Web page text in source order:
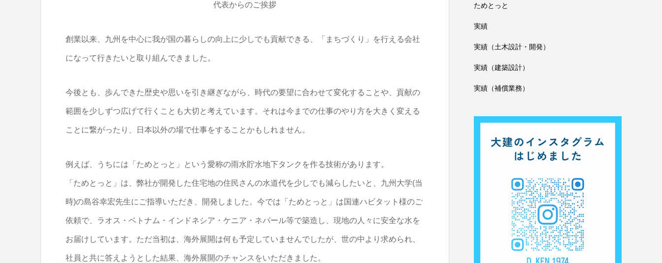
代表からのご挨拶
創業以来、九州を中心に我が国の暮らしの向上に少しでも貢献できる、「まちづくり」を行える会社
になって行きたいと取り組んできました。
今後とも、歩んできた歴史や思いを引き継ぎながら、時代の要望に合わせて変化することや、貢献の
範囲を少しずつ広げて行くことも大切と考えています。それは今までの仕事のやり方を大きく変える
ことに繋がったり、日本以外の場で仕事をすることかもしれません。
例えば、うちには「ためとっと」という愛称の雨水貯水地下タンクを作る技術があります。
「ためとっと」は、弊社が開発した住宅地の住民さんの水道代を少しでも減らしたいと、九州大学(当
時)の島谷幸宏先生にご指導いただき、開発しました。今では「ためとっと」は国連ハビタット様のご
依頼で、ラオス・ベトナム・インドネシア・ケニア・ネパール等で築造し、現地の人々に安全な水を
お届けしています。ただ当初は、海外展開は何も予定していませんでしたが、世の中より求められ、
社員と共に答えようとした結果、海外展開のチャンスをいただきました。
ためとっと
実績
実績（土木設計・開発）
実績（建築設計）
実績（補償業務）